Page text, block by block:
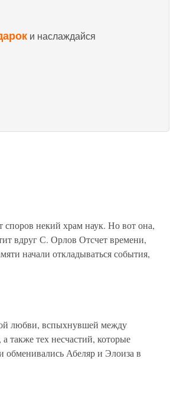
и наслаждайся
некий храм наук. Но вот она,
вдруг С. Орлов Отсчет времени,
начали откладываться события,
любви, вспыхнувшей между
тех несчастий, которые
Абеляр и Элоиза в